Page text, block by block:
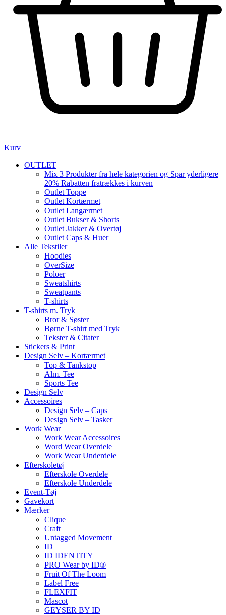
Kurv
OUTLET
Mix 3 Produkter fra hele kategorien og Spar yderligere
20% Rabatten fratrækkes i kurven
Outlet Toppe
Outlet Kortærmet
Outlet Langærmet
Outlet Bukser & Shorts
Outlet Jakker & Overtøj
Outlet Caps & Huer
Alle Tekstiler
Hoodies
OverSize
Poloer
Sweatshirts
Sweatpants
T-shirts
T-shirts m. Tryk
Bror & Søster
Børne T-shirt med Tryk
Tekster & Citater
Stickers & Print
Design Selv – Kortærmet
Top & Tankstop
Alm. Tee
Sports Tee
Design Selv
Accessoires
Design Selv – Caps
Design Selv – Tasker
Work Wear
Work Wear Accessoires
Word Wear Overdele
Work Wear Underdele
Efterskoletøj
Efterskole Overdele
Efterskole Underdele
Event-Tøj
Gavekort
Mærker
Clique
Craft
Untagged Movement
ID
ID IDENTITY
PRO Wear by ID®
Fruit Of The Loom
Label Free
FLEXFIT
Mascot
GEYSER BY ID